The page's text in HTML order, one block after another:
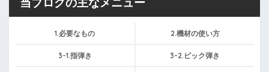
当ブログの主なメニュー
1.必要なもの 2.機材の使い方
3-1.指弾き 3-2.ピック弾き